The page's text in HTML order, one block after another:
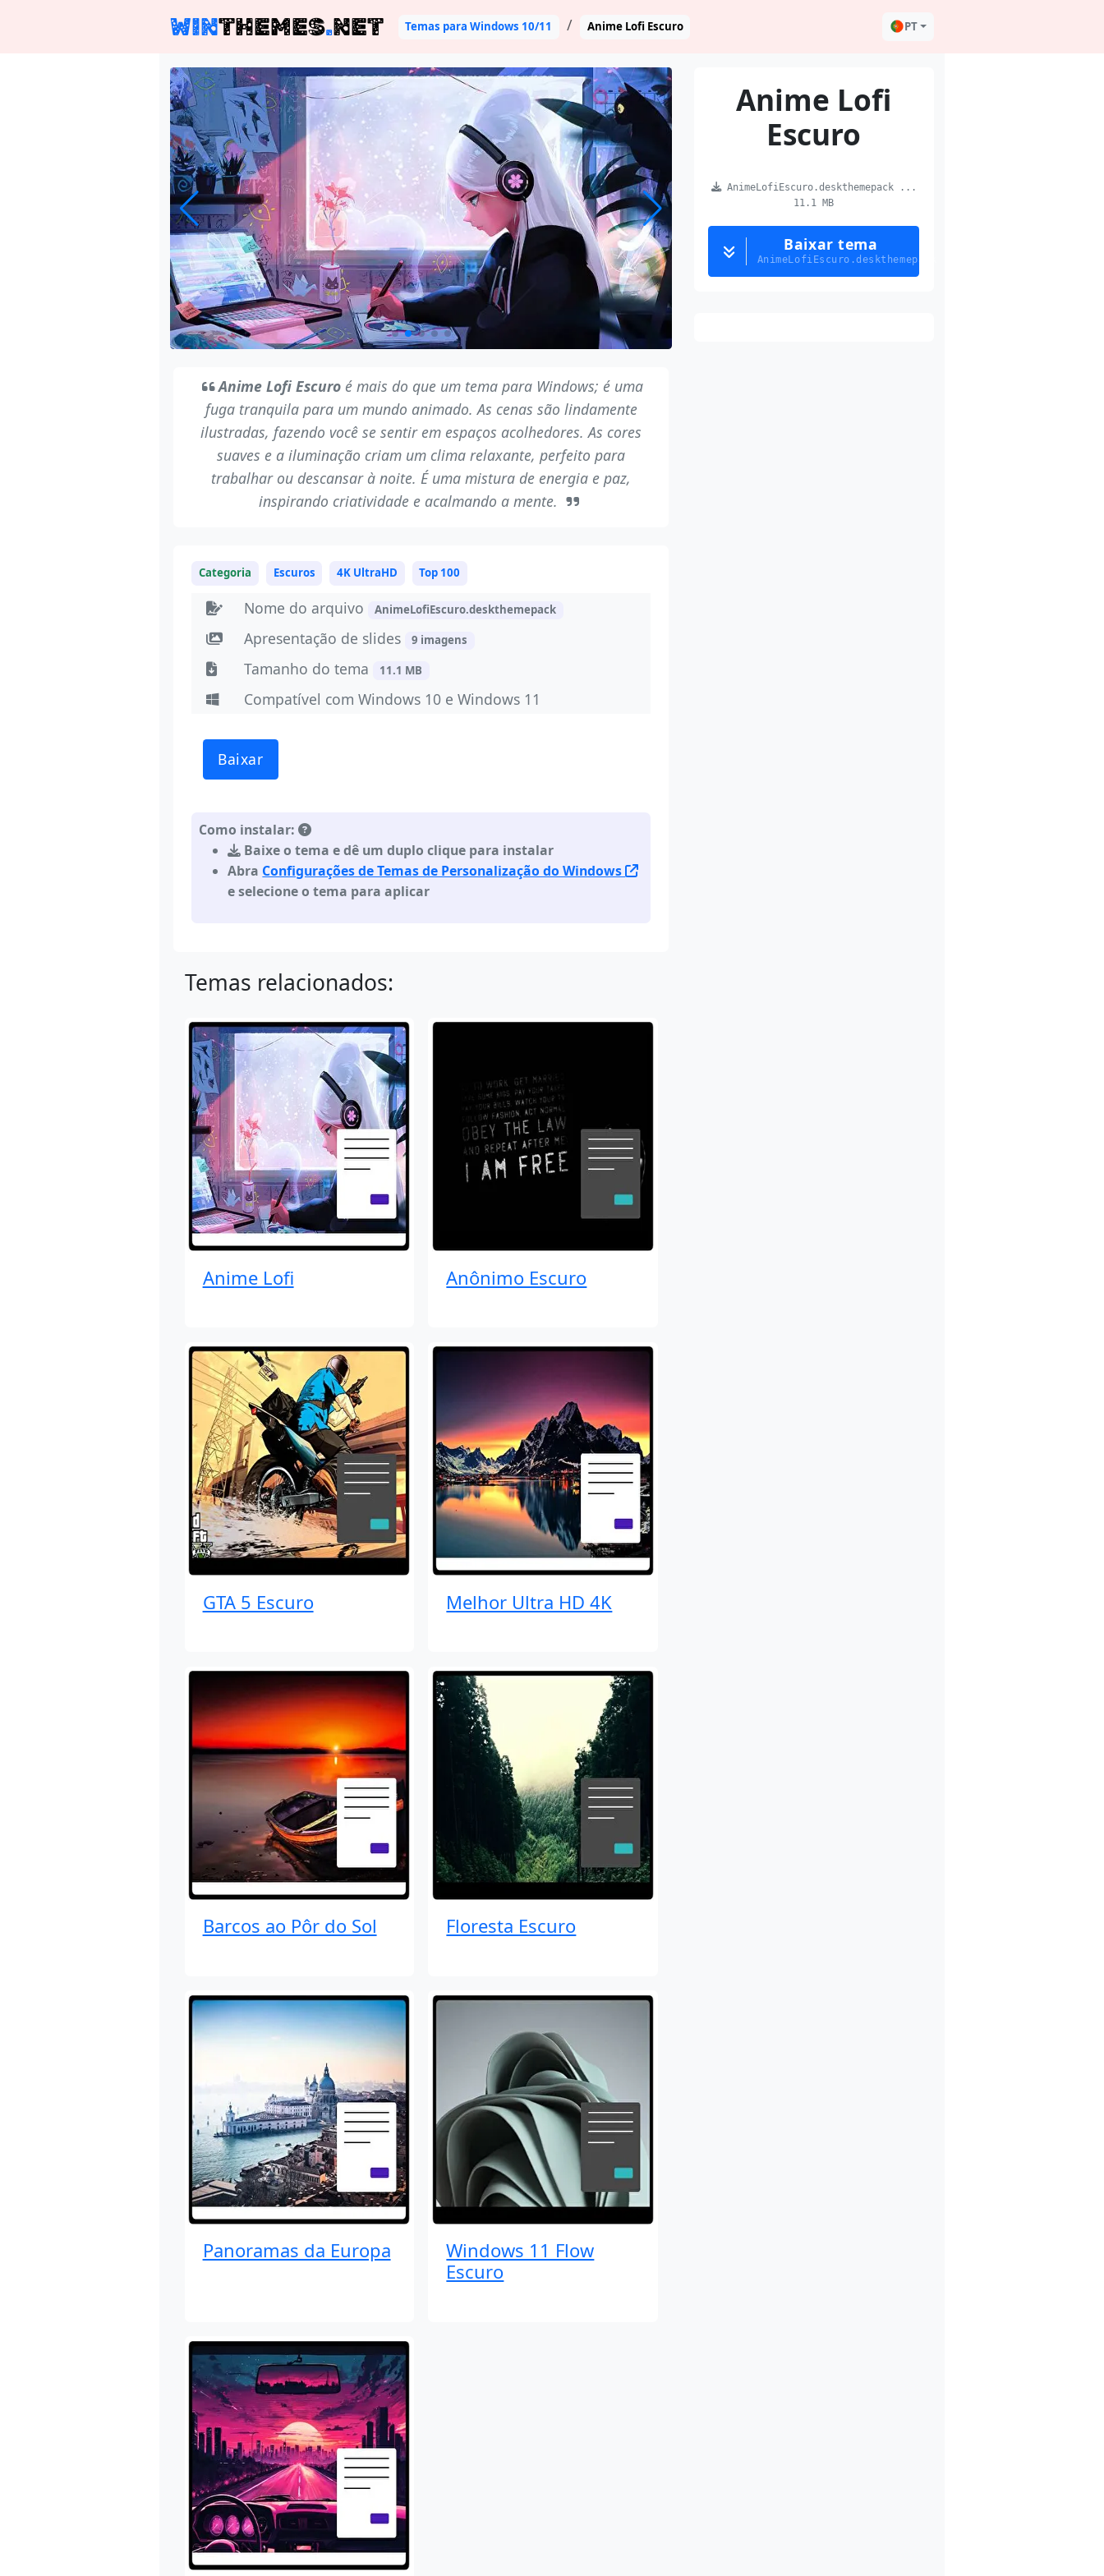
WINTHEMES.NET Temas para Windows 10/11 Anime Lofi Escuro PT
Anime Lofi Escuro é mais do que um tema para Windows; é uma
fuga tranquila para um mundo animado. As cenas são lindamente
ilustradas, fazendo você se sentir em espaços acolhedores. As cores
suaves e a iluminação criam um clima relaxante, perfeito para
trabalhar ou descansar à noite. É uma mistura de energia e paz,
inspirando criatividade e acalmando a mente.
Categoria Escuros 4K UltraHD Top 100
Nome do arquivo AnimeLofiEscuro.deskthemepack
Apresentação de slides 9 imagens
Tamanho do tema 11.1 MB
Compatível com Windows 10 e Windows 11
Baixar
Como instalar:
Baixe o tema e dê um duplo clique para instalar
Abra Configurações de Temas de Personalização do Windows
e selecione o tema para aplicar
Temas relacionados:
Anime Lofi Anônimo Escuro
GTA 5 Escuro Melhor Ultra HD 4K
Barcos ao Pôr do Sol Floresta Escuro
Panoramas da Europa
Windows 11 Flow
Escuro
Anime Lofi
Escuro
AnimeLofiEscuro.deskthemepack ...
11.1 MB
Baixar tema
AnimeLofiEscuro.deskthemepack